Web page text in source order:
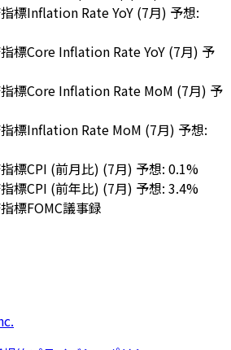
標Inflation Rate YoY (7月) 予想:
標Core Inflation Rate YoY (7月) 予
標Core Inflation Rate MoM (7月) 予
標Inflation Rate MoM (7月) 予想:
標CPI (前月比) (7月) 予想: 0.1%
標CPI (前年比) (7月) 予想: 3.4%
標FOMC議事録